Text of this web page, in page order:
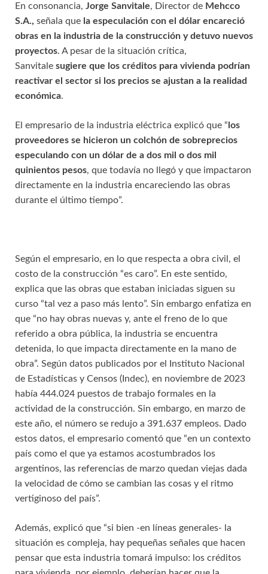
En consonancia, Jorge Sanvitale, Director de Mehcco
S.A., señala que la especulación con el dólar encareció
obras en la industria de la construcción y detuvo nuevos
proyectos. A pesar de la situación crítica,
Sanvitale sugiere que los créditos para vivienda podrían
reactivar el sector si los precios se ajustan a la realidad
económica.
El empresario de la industria eléctrica explicó que “ los
proveedores se hicieron un colchón de sobreprecios
especulando con un dólar de a dos mil o dos mil
quinientos pesos, que todavía no llegó y que impactaron
directamente en la industria encareciendo las obras
durante el último tiempo”.
Según el empresario, en lo que respecta a obra civil, el
costo de la construcción “es caro”. En este sentido,
explica que las obras que estaban iniciadas siguen su
curso “tal vez a paso más lento”. Sin embargo enfatiza en
que “no hay obras nuevas y, ante el freno de lo que
referido a obra pública, la industria se encuentra
detenida, lo que impacta directamente en la mano de
obra”. Según datos publicados por el Instituto Nacional
de Estadísticas y Censos (Indec), en noviembre de 2023
había 444.024 puestos de trabajo formales en la
actividad de la construcción. Sin embargo, en marzo de
este año, el número se redujo a 391.637 empleos. Dado
estos datos, el empresario comentó que “en un contexto
país como el que ya estamos acostumbrados los
argentinos, las referencias de marzo quedan viejas dada
la velocidad de cómo se cambian las cosas y el ritmo
vertiginoso del país”.
Además, explicó que “si bien -en líneas generales- la
situación es compleja, hay pequeñas señales que hacen
pensar que esta industria tomará impulso: los créditos